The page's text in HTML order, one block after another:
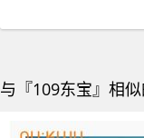
与『109东宝』相